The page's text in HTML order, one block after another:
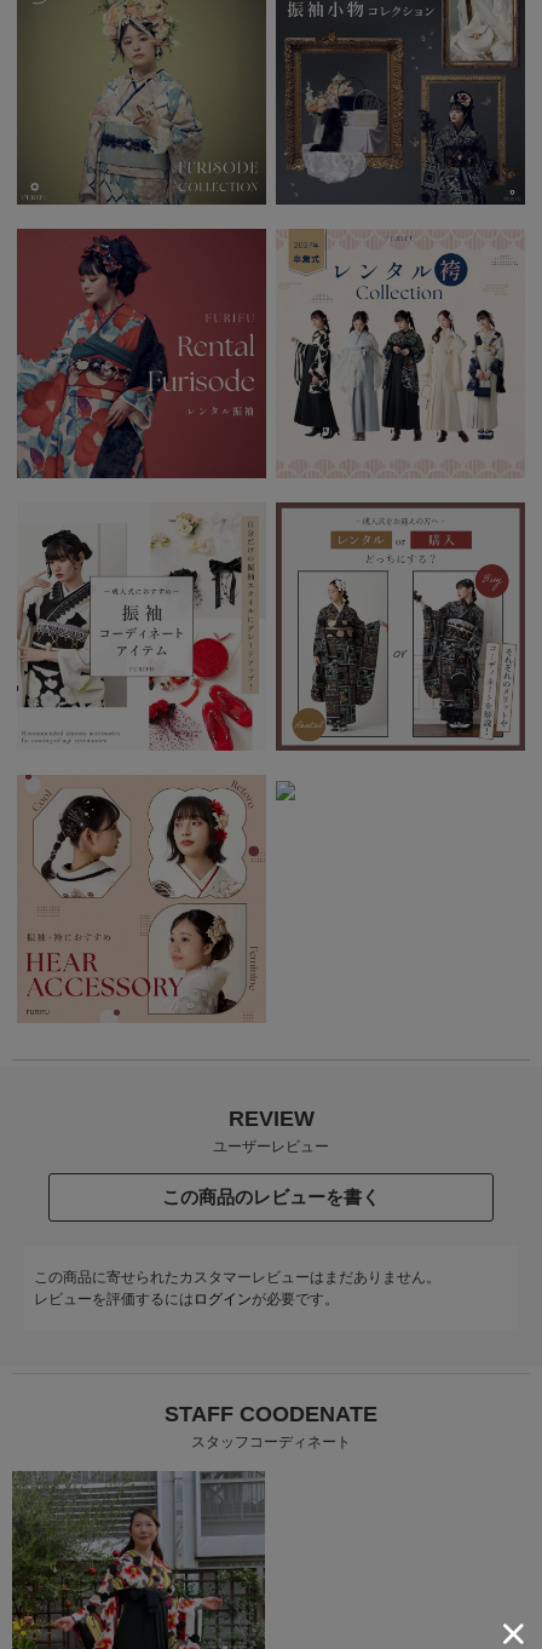
REVIEW
ユーザーレビュー
この商品のレビューを書く
この商品に寄せられたカスタマーレビューはまだありません。
レビューを評価するには ログインが必要です。
STAFF COODENATE
スタッフコーディネート